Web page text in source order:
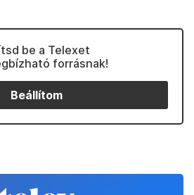
be a Telexet
forrásnak!
Beállítom